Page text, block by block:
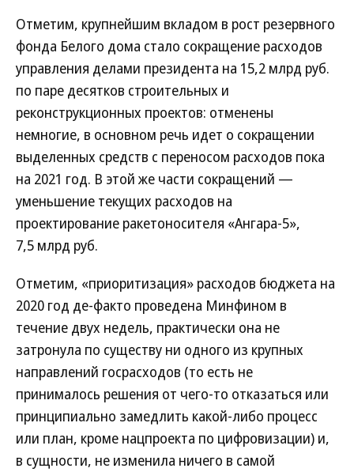
Отметим, крупнейшим вкладом в рост резервного
фонда Белого дома стало сокращение расходов
управления делами президента на 15,2 млрд руб.
по паре десятков строительных и
реконструкционных проектов: отменены
немногие, в основном речь идет о сокращении
выделенных средств с переносом расходов пока
на 2021 год. В этой же части сокращений —
уменьшение текущих расходов на
проектирование ракетоносителя «Ангара-5»,
7,5 млрд руб.
Отметим, «приоритизация» расходов бюджета на
2020 год де-факто проведена Минфином в
течение двух недель, практически она не
затронула по существу ни одного из крупных
направлений госрасходов (то есть не
принималось решения от чего-то отказаться или
принципиально замедлить какой-либо процесс
или план, кроме нацпроекта по цифровизации) и,
в сущности, не изменила ничего в самой